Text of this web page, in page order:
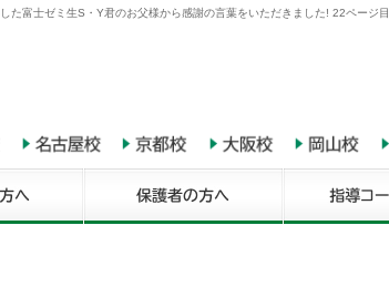
た富士ゼミ生S・Y君のお父様から感謝の言葉をいただきました! 22ページ目